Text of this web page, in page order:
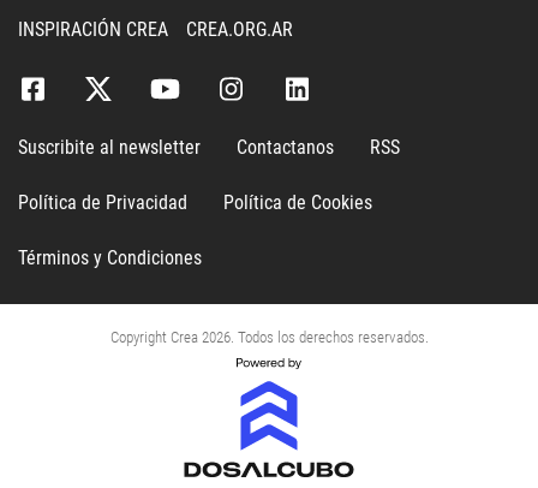
INSPIRACIÓN CREA
CREA.ORG.AR
Suscribite al newsletter Contactanos RSS
Política de Privacidad Política de Cookies
Términos y Condiciones
Copyright Crea 2026. Todos los derechos reservados.